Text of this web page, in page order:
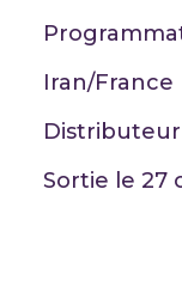
Iran/
Distributeur
Sortie le 27